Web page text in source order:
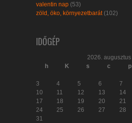
valentin nap (53)
zöld, öko, környezetbarát (102)
IDŐGÉP
2026. augusztus
h
K s c p
3
4 5 6 7
10
11 12 13 14
17
18 19 20 21
24
25 26 27 28
31